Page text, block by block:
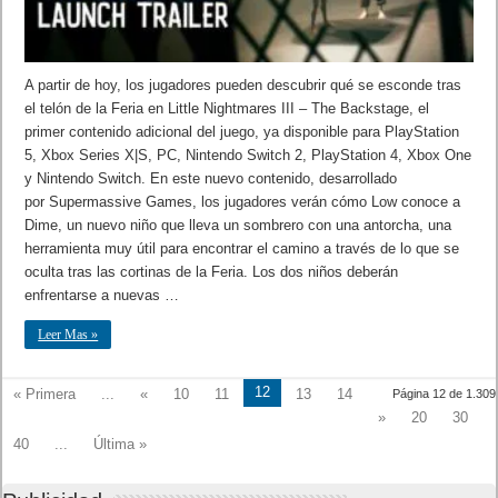
A partir de hoy, los jugadores pueden descubrir qué se esconde tras
el telón de la Feria en Little Nightmares III – The Backstage, el
primer contenido adicional del juego, ya disponible para PlayStation
5, Xbox Series X|S, PC, Nintendo Switch 2, PlayStation 4, Xbox One
y Nintendo Switch. En este nuevo contenido, desarrollado
por Supermassive Games, los jugadores verán cómo Low conoce a
Dime, un nuevo niño que lleva un sombrero con una antorcha, una
herramienta muy útil para encontrar el camino a través de lo que se
oculta tras las cortinas de la Feria. Los dos niños deberán
enfrentarse a nuevas …
Leer Mas »
Página 12 de 1.309
« Primera « 10 11 12 13
14
»
20
30
40
Última »